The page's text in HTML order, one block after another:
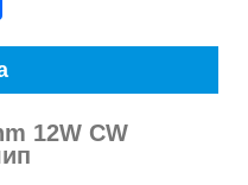
12W CW